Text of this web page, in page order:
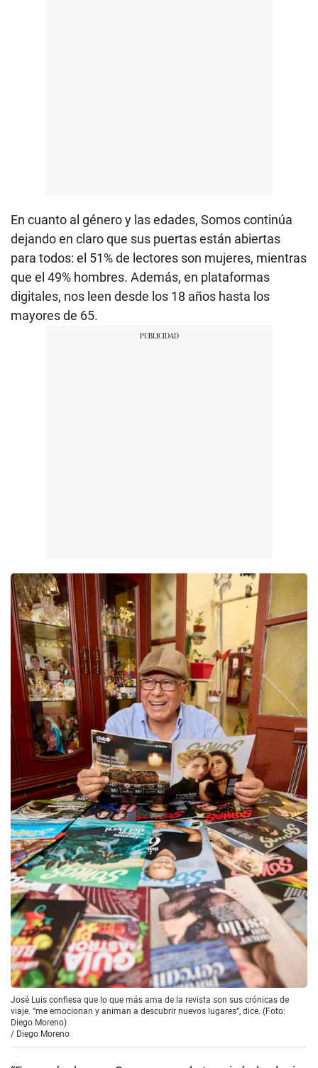
En cuanto al género y las edades, Somos continúa
dejando en claro que sus puertas están abiertas
para todos: el 51% de lectores son mujeres, mientras
que el 49% hombres. Además, en plataformas
digitales, nos leen desde los 18 años hasta los
mayores de 65.
José Luis confiesa que lo que más ama de la revista son sus crónicas de
viaje. “me emocionan y animan a descubrir nuevos lugares”, dice. (Foto:
Diego Moreno)
/ Diego Moreno